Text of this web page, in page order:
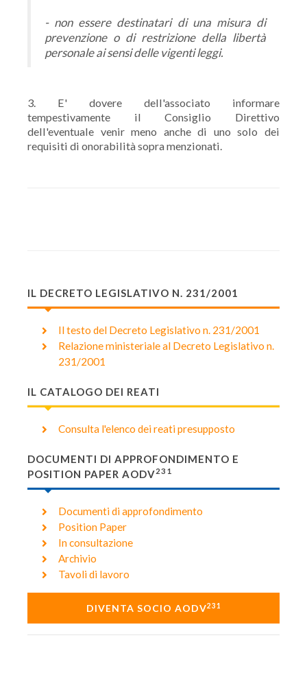
- non essere destinatari di una misura di
prevenzione o di restrizione della libertà
personale ai sensi delle vigenti leggi.
3. E' dovere dell'associato informare
tempestivamente il Consiglio Direttivo
dell'eventuale venir meno anche di uno solo dei
requisiti di onorabilità sopra menzionati.
IL DECRETO LEGISLATIVO N. 231/2001
Il testo del Decreto Legislativo n. 231/2001
Relazione ministeriale al Decreto Legislativo n.
231/2001
IL CATALOGO DEI REATI
Consulta l'elenco dei reati presupposto
DOCUMENTI DI APPROFONDIMENTO E
POSITION PAPER AODV231
Documenti di approfondimento
Position Paper
In consultazione
Archivio
Tavoli di lavoro
DIVENTA SOCIO AODV231